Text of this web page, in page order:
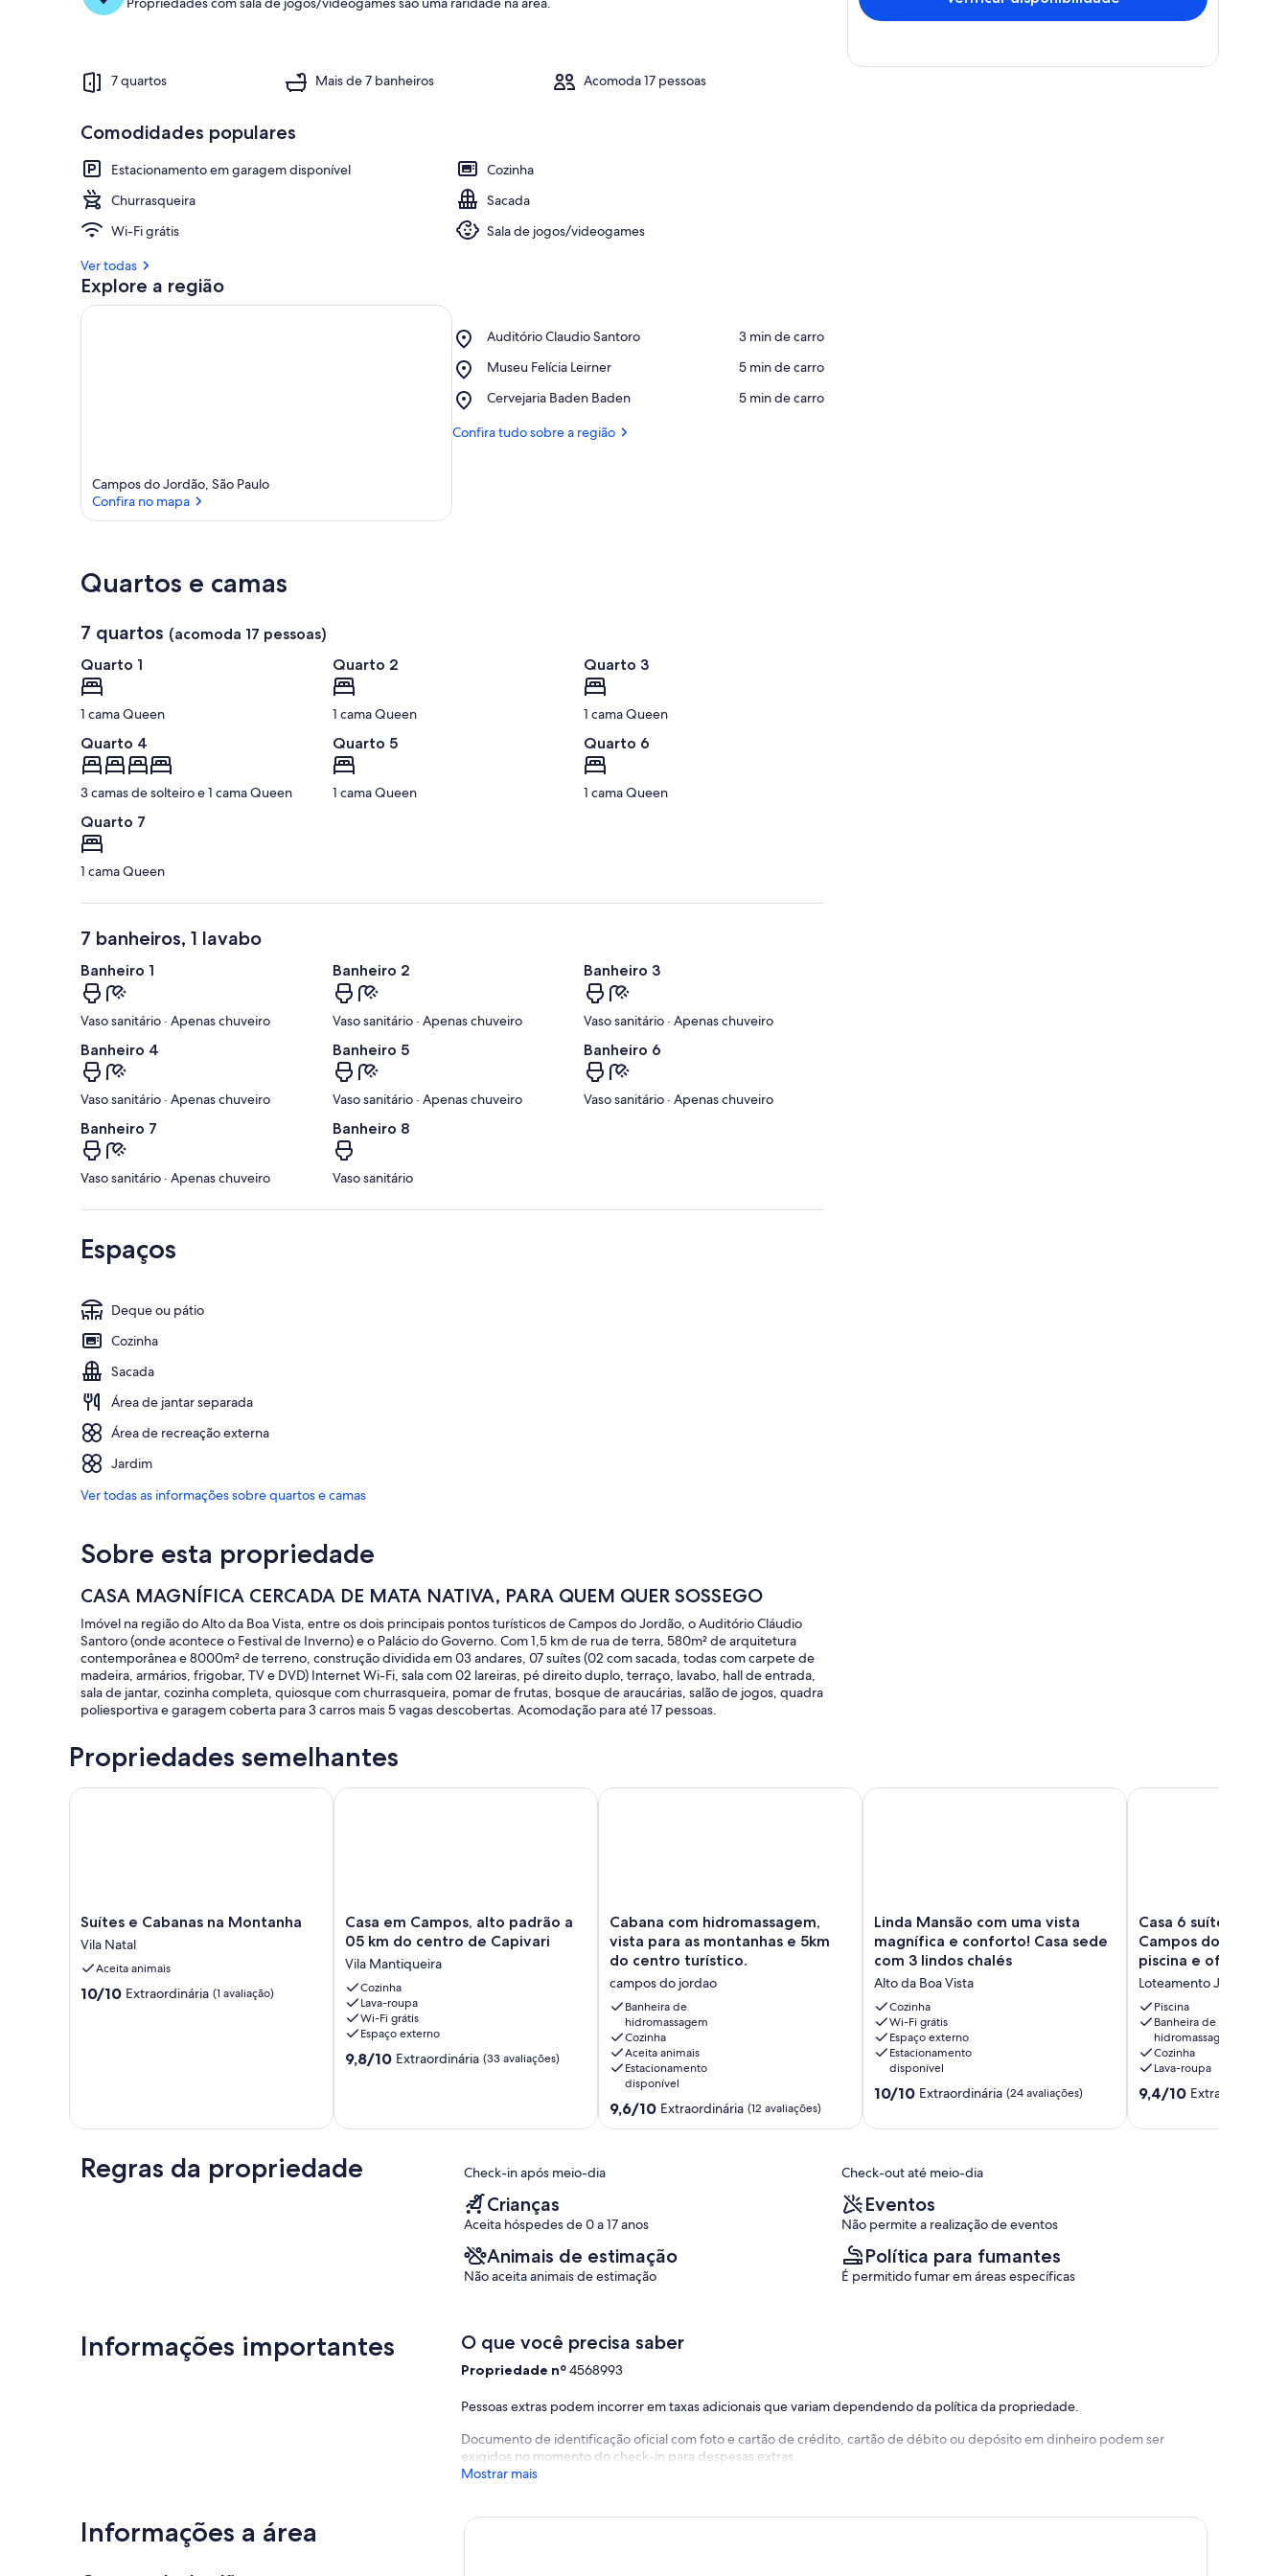
7 quartos Mais de 7 banheiros Acomoda 17 pessoas
Comodidades populares
Estacionamento em garagem disponível
Cozinha
Churrasqueira
Sacada
Wi-Fi grátis
Sala de jogos/videogames
Ver todas
Explore a região
Campos do Jordão, São Paulo
Confira no mapa
Auditório Claudio Santoro
Place,
Claudio
‪3 min de carro‬
Museu Felícia Leirner
Place,
Felícia
‪5 min de carro‬
Cervejaria Baden Baden
Place,
Baden
‪5 min de carro‬
Confira tudo sobre a região
Quartos e camas
7 quartos (acomoda 17 pessoas)
Quarto 1
1 cama Queen
Quarto 2
1 cama Queen
Quarto 3
1 cama Queen
Quarto 4
3 camas de solteiro e 1 cama Queen
Quarto 5
1 cama Queen
Quarto 6
1 cama Queen
Quarto 7
1 cama Queen
7 banheiros, 1 lavabo
Banheiro 1
Vaso sanitário · Apenas chuveiro
Banheiro 2
Vaso sanitário · Apenas chuveiro
Banheiro 3
Vaso sanitário · Apenas chuveiro
Banheiro 4
Vaso sanitário · Apenas chuveiro
Banheiro 5
Vaso sanitário · Apenas chuveiro
Banheiro 6
Vaso sanitário · Apenas chuveiro
Banheiro 7
Vaso sanitário · Apenas chuveiro
Banheiro 8
Vaso sanitário
Espaços
Deque ou pátio
Cozinha
Sacada
Área de jantar separada
Área de recreação externa
Jardim
Ver todas as informações sobre quartos e camas
Sobre esta propriedade
CASA MAGNÍFICA CERCADA DE MATA NATIVA, PARA QUEM QUER SOSSEGO
Imóvel na região do Alto da Boa Vista, entre os dois principais pontos turísticos de Campos do Jordão, o Auditório Cláudio
Santoro (onde acontece o Festival de Inverno) e o Palácio do Governo. Com 1,5 km de rua de terra, 580m² de arquitetura
contemporânea e 8000m² de terreno, construção dividida em 03 andares, 07 suítes (02 com sacada, todas com carpete de
madeira, armários, frigobar, TV e DVD) Internet Wi-Fi, sala com 02 lareiras, pé direito duplo, terraço, lavabo, hall de entrada,
sala de jantar, cozinha completa, quiosque com churrasqueira, pomar de frutas, bosque de araucárias, salão de jogos, quadra
poliesportiva e garagem coberta para 3 carros mais 5 vagas descobertas. Acomodação para até 17 pessoas.
Propriedades semelhantes
Suítes
e
Cabanas
na
Montanha
Vila
Suítes e Cabanas na Montanha
Vila Natal
Aceita animais
10.0
10/10 Extraordinária (1 avaliação)
Suítes e Cabanas na Montanha
Casa
em
alto
padrão
a
05
km
do
Vila
Casa em Campos, alto padrão a
05 km do centro de Capivari
Vila Mantiqueira
Cozinha
Lava-roupa
Wi-Fi grátis
Espaço externo
9.8
(33
9,8/10 Extraordinária (33 avaliações)
Casa em Campos, alto padrão a 05 km do centro de Capivari
Cabana
com
hidromassagem,
vista
para
as
montanhas
e
5km
do
centro
turístico.
campos
Cabana com hidromassagem,
vista para as montanhas e 5km
do centro turístico.
campos do jordao
Banheira de
hidromassagem
Cozinha
Aceita animais
Estacionamento
disponível
9.6
de
9,6/10 Extraordinária (12 avaliações)
Cabana com hidromassagem, vista para as montanhas e 5km do centro turístico.
Linda
Mansão
com
uma
vista
magnífica
e
conforto!
Casa
sede
com
lindos
da
Boa
Vista
Linda Mansão com uma vista
magnífica e conforto! Casa sede
com 3 lindos chalés
Alto da Boa Vista
Cozinha
Wi-Fi grátis
Espaço externo
Estacionamento
disponível
10.0
10,
avaliações)
10/10 Extraordinária (24 avaliações)
Linda Mansão com uma vista magnífica e conforto! Casa
Casa
6
suítes
cond.
fech.
em
Campos
Jordão,
c/
sauna,
e
Casa 6 suítes cond.
Campos do Jordão,
piscina e ofuro. Até
Loteamento Jardim Véu
Piscina
Banheira de
hidromassagem
Cozinha
Lava-roupa
9.4
10,
9,4/10 Extraordinária
Casa 6 suítes cond.
Regras da propriedade Check-in após meio-dia Check-out até meio-dia
Crianças
Aceita hóspedes de 0 a 17 anos
Eventos
Não permite a realização de eventos
Animais de estimação
Não aceita animais de estimação
Política para fumantes
É permitido fumar em áreas específicas
Informações importantes O que você precisa saber
Propriedade nº4568993
Pessoas extras podem incorrer em taxas adicionais que variam dependendo da política da propriedade.
Documento de identificação oficial com foto e cartão de crédito, cartão de débito ou depósito em dinheiro podem ser
exigidos no momento do check-in para despesas extras.
Mostrar mais
Informações a área